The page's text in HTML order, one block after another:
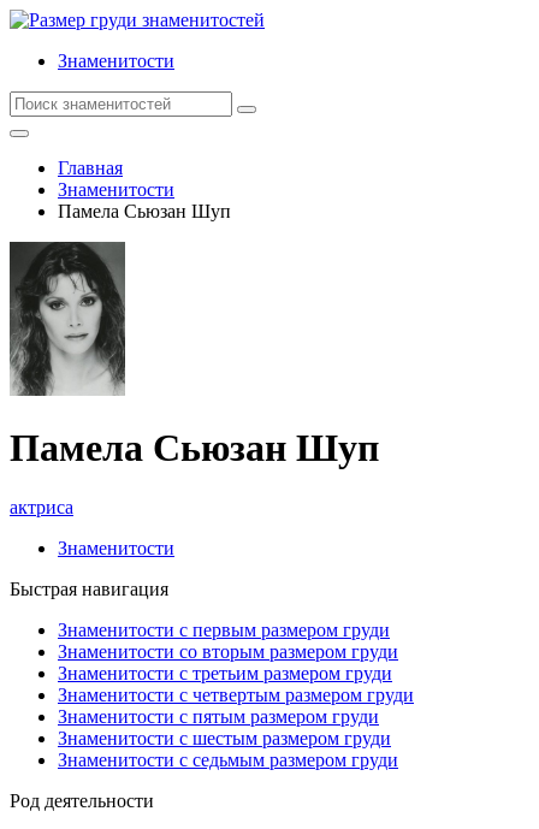
Знаменитости
Главная
Знаменитости
Памела Сьюзан Шуп
Памела Сьюзан Шуп
актриса
Знаменитости
Быстрая навигация
Знаменитости с первым размером груди
Знаменитости со вторым размером груди
Знаменитости с третьим размером груди
Знаменитости с четвертым размером груди
Знаменитости с пятым размером груди
Знаменитости с шестым размером груди
Знаменитости с седьмым размером груди
Род деятельности